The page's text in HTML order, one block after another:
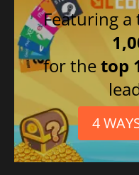
Featuring
for thetop
4